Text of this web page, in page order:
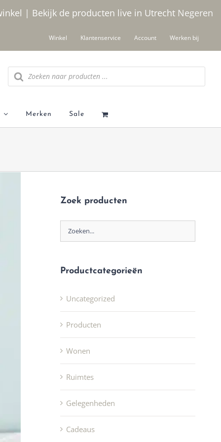
| Bekijk de producten live in Utrecht Negeren
Winkel Klantenservice Account Werken bij
Producten zoeken
Merken Sale
Zoek producten
Productcategorieën
Uncategorized
Producten
Wonen
Ruimtes
Gelegenheden
Cadeaus